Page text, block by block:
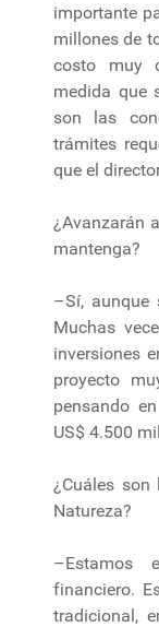
importante
millones de
costo muy
medida que
son las
trámites
que el
¿Avanzarán
mantenga?
–Sí, aunque
Muchas
inversiones
proyecto
pensando
US$ 4.500
¿Cuáles
Natureza?
–Estamos
financiero.
tradicional,